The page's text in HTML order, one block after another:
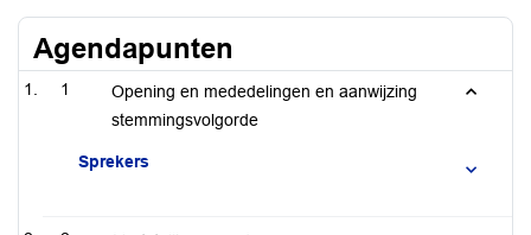
Agendapunten
1
Opening en mededelingen en aanwijzing
stemmingsvolgorde
Sprekers